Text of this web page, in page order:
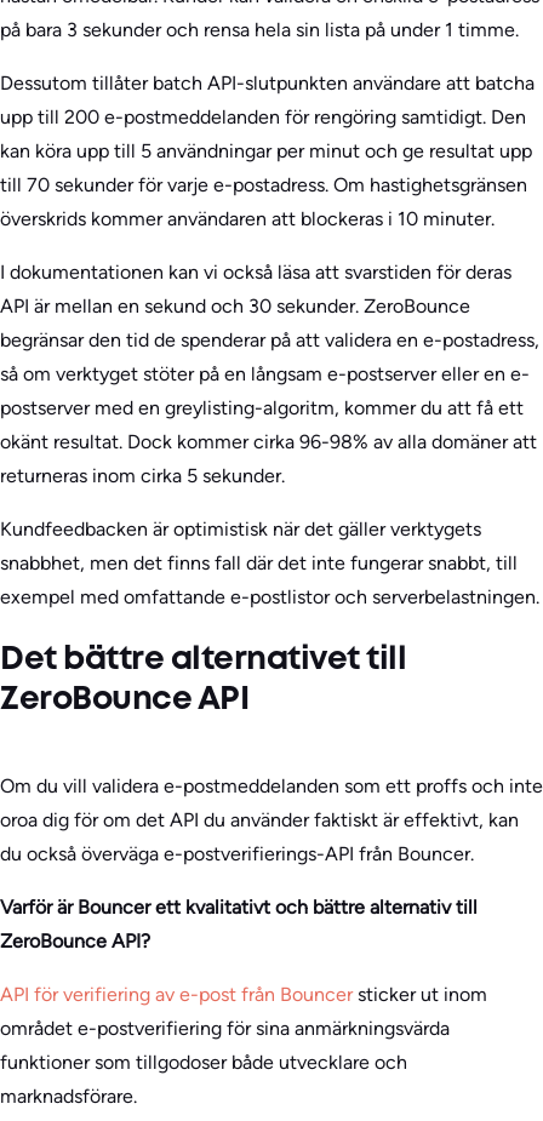
på bara 3 sekunder och rensa hela sin lista på under 1 timme.
Dessutom tillåter batch API-slutpunkten användare att batcha
upp till 200 e-postmeddelanden för rengöring samtidigt. Den
kan köra upp till 5 användningar per minut och ge resultat upp
till 70 sekunder för varje e-postadress. Om hastighetsgränsen
överskrids kommer användaren att blockeras i 10 minuter.
I dokumentationen kan vi också läsa att svarstiden för deras
API är mellan en sekund och 30 sekunder. ZeroBounce
begränsar den tid de spenderar på att validera en e-postadress,
så om verktyget stöter på en långsam e-postserver eller en e-
postserver med en greylisting-algoritm, kommer du att få ett
okänt resultat. Dock kommer cirka 96-98% av alla domäner att
returneras inom cirka 5 sekunder.
Kundfeedbacken är optimistisk när det gäller verktygets
snabbhet, men det finns fall där det inte fungerar snabbt, till
exempel med omfattande e-postlistor och serverbelastningen.
Det bättre alternativet till
ZeroBounce API
Om du vill validera e-postmeddelanden som ett proffs och inte
oroa dig för om det API du använder faktiskt är effektivt, kan
du också överväga e-postverifierings-API från Bouncer.
Varför är Bouncer ett kvalitativt och bättre alternativ till
ZeroBounce API?
API för verifiering av e-post från Bouncersticker ut inom
området e-postverifiering för sina anmärkningsvärda
funktioner som tillgodoser både utvecklare och
marknadsförare.